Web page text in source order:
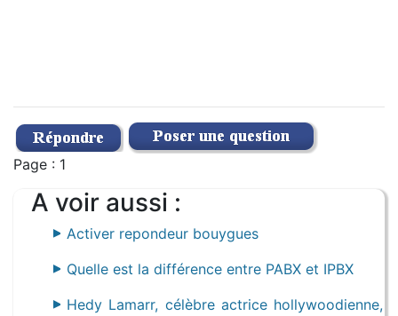
Page : 1
A voir aussi :
Activer repondeur bouygues
Quelle est la différence entre PABX et IPBX
Hedy Lamarr, célèbre actrice hollywoodienne,